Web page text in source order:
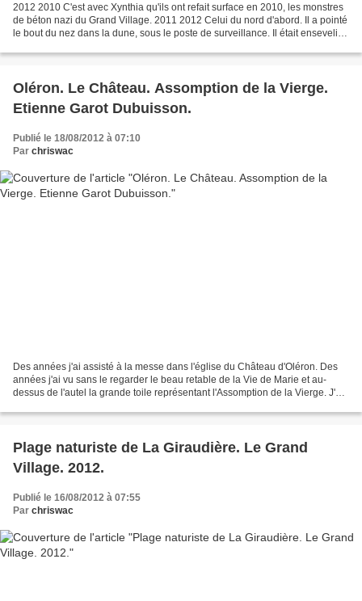
2012 2010 C'est avec Xynthia qu'ils ont refait surface en 2010, les monstres
de béton nazi du Grand Village. 2011 2012 Celui du nord d'abord. Il a pointé
le bout du nez dans la dune, sous le poste de surveillance. Il était enseveli
Oléron. Le Château. Assomption de la Vierge.
Etienne Garot Dubuisson.
Publié le 18/08/2012 à 07:10
Par chriswac
Des années j'ai assisté à la messe dans l'église du Château d'Oléron. Des
années j'ai vu sans le regarder le beau retable de la Vie de Marie et au-
dessus de l'autel la grande toile représentant l'Assomption de la Vierge. J'y
Plage naturiste de La Giraudière. Le Grand
Village. 2012.
Publié le 16/08/2012 à 07:55
Par chriswac